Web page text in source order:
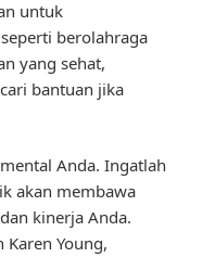
untuk
berolahraga
yang sehat,
bantuan jika
Anda. Ingatlah
akan membawa
kinerja Anda.
Young,